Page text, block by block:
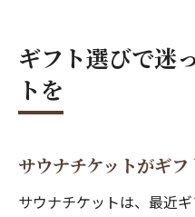
ギフト選びで迷
トを
サウナチケットがギ
サウナチケットは、最近